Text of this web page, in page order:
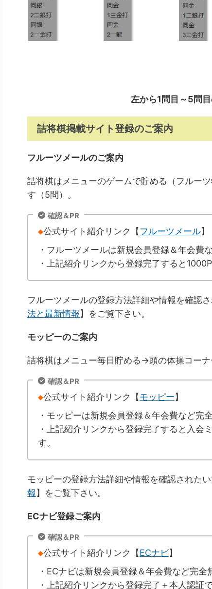
左から1問目～5問
詰将棋掲載サイト登録のご案内
フルーツメールのご案内
詰将棋はメニューのゲームで貯める（フルー
す（5問）。
確認＆PR
◆公式サイト紹介リンク【 フルーツメール】
・フルーツメールは新規会員登録＆年会費
・上記紹介リンクから登録完了すると
フルーツメールの登録方法詳細や情報を確認
法と最新情報 】をご覧下さい。
モッピーのご案内
詰将棋はメニュー毎日貯める→頭の体操コーナ
確認＆PR
◆公式サイト紹介リンク【モッピー】
・モッピーは新規会員登録＆年会費など完
・上記紹介リンクから登録完了すると入会
す。
モッピーの登録方法詳細や情報を確認された
報 】をご覧下さい。
ECナビ登録ご案内
確認＆PR
◆公式サイト紹介リンク【ECナビ】
・ECナビは新規会員登録＆年会費など完全
・上記紹介リンクから登録完了＋本人認証